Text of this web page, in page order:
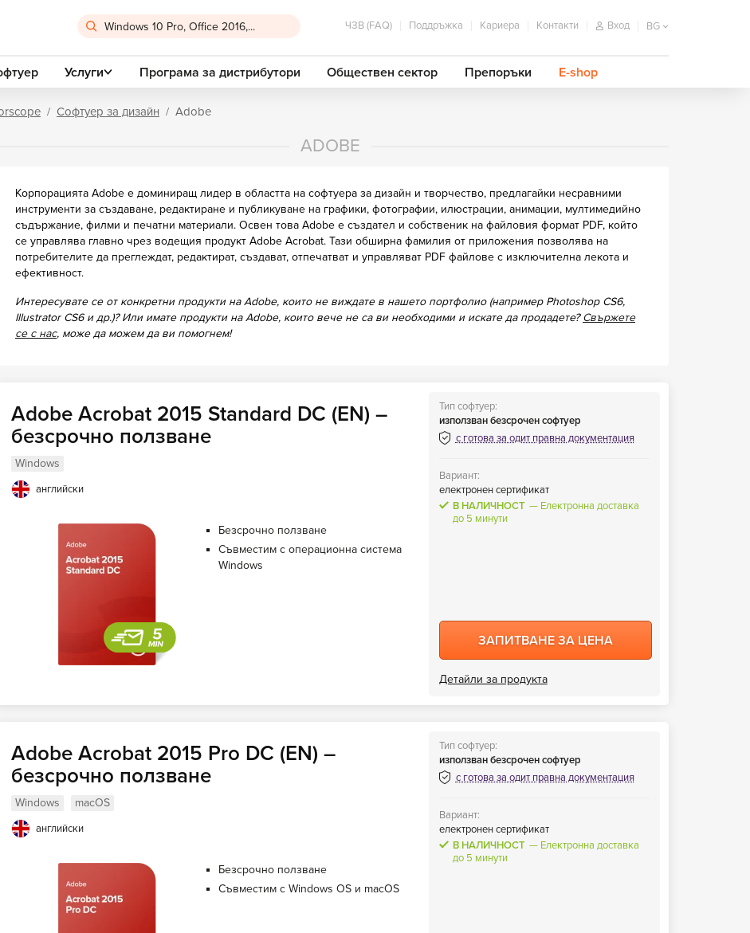
ЧЗВ (FAQ) Поддръжка Кариера Контакти Вход BG
Услуги Програма за дистрибутори Обществен сектор Препоръки E-shop
Софтуер за дизайн Adobe
ADOBE
Корпорацията Adobe е доминиращ лидер в областта на софтуера за дизайн и творчество, предлагайки несравними
инструменти за създаване, редактиране и публикуване на графики, фотографии, илюстрации, анимации, мултимедийно
съдържание, филми и печатни материали. Освен това Adobe е създател и собственик на файловия формат PDF, който
се управлява главно чрез водещия продукт Adobe Acrobat. Тази обширна фамилия от приложения позволява на
потребителите да преглеждат, редактират, създават, отпечатват и управляват PDF файлове с изключителна лекота и
ефективност.
Интересувате се от конкретни продукти на Adobe, които не виждате в нашето портфолио (например Photoshop CS6,
Illustrator CS6 и др.)? Или имате продукти на Adobe, които вече не са ви необходими и искате да продадете?Свържете
се с нас, може да можем да ви помогнем!
Adobe Acrobat 2015 Standard DC (EN) –
безсрочно ползване
Windows
английски
Безсрочно ползване
Съвместим с операционна система
Windows
Тип софтуер:
използван безсрочен софтуер
с готова за одит правна документация
Вариант:
електронен сертификат
В НАЛИЧНОСТ
Електронна доставка
до 5 минути
ЗАПИТВАНЕ ЗА ЦЕНА
Детайли за продукта
Adobe Acrobat 2015 Pro DC (EN) –
безсрочно ползване
Windows macOS
английски
Безсрочно ползване
Съвместим с Windows OS и macOS
Тип софтуер:
използван безсрочен софтуер
с готова за одит правна документация
Вариант:
електронен сертификат
В НАЛИЧНОСТ
Електронна доставка
до 5 минути